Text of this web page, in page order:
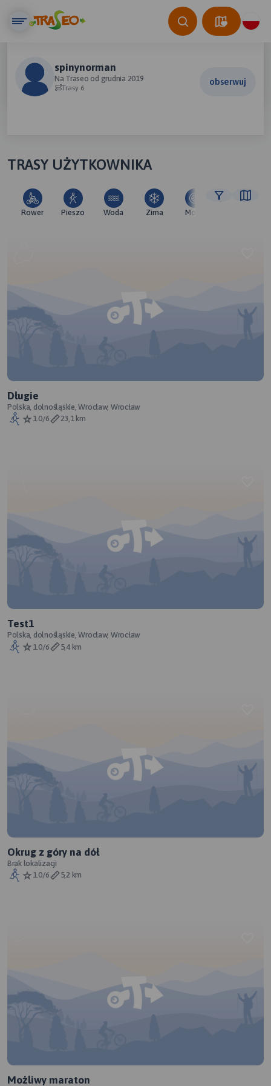
spinynorman
Na Traseo od grudnia 2019
Trasy 6
obserwuj
TRASY UŻYTKOWNIKA
Rower Pieszo Woda Zima Moto
Długie
Polska, dolnośląskie, Wrocław, Wrocław
1.0/6
23,1 km
Test1
Polska, dolnośląskie, Wrocław, Wrocław
1.0/6
5,4 km
Okrug z góry na dół
Brak lokalizacji
1.0/6
5,2 km
Możliwy maraton